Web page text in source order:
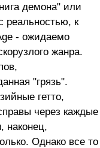
демона" или
реальностью, к
- ожидаемо
жанра.
"грязь".
гетто,
через каждые
наконец,
Однако все то